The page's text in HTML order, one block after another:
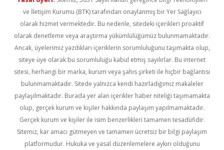
ve İletişim Kurumu (BTK) tarafından onaylanmış bir Yer Sağlayıcı
olarak hizmet vermektedir. Bu nedenle, sitedeki içerikleri proaktif
olarak denetleme veya araştırma yükümlülüğümüz bulunmamaktadır.
Ancak, üyelerimiz yazdıkları içeriklerin sorumluluğunu taşımakta olup,
siteye üye olarak bu sorumluluğu kabul etmiş sayılırlar. Bu internet
sitesi, herhangi bir marka, kurum veya şahıs şirketi ile hiçbir bağlantısı
bulunmamaktadır. Sitede yalnızca kendi hazırladığımız makaleler
paylaşılmaktadır. Burada yer alan içerikler haber niteliği taşımamakta
olup, gerçek kurum ve kişiler hakkında paylaşım yapılmamaktadır.
Gerçek kurum ve kişiler ile isim benzerlikleri tamamen tesadüfidir.
Sitemiz, kar amacı gütmeyen ve tamamen ücretsiz bir bilgi paylaşım
platformudur. Hukuka ve yasal düzenlemelere aykırı olduğunu